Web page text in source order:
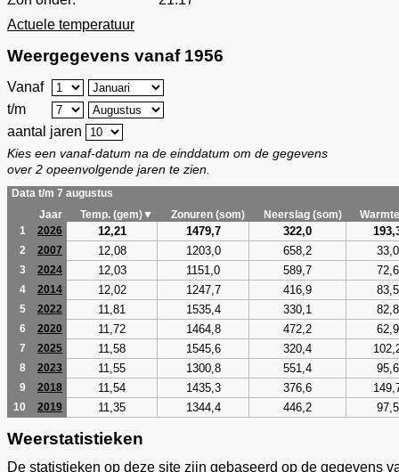
Actuele temperatuur
Weergegevens vanaf 1956
Vanaf
t/m
aantal jaren
Kies een vanaf-datum na de einddatum om de gegevens
over 2 opeenvolgende jaren te zien.
Data t/m 7 augustus
Jaar
Temp. (gem)▼ Zonuren (som) Neerslag (som)
1
2026 12,21 1479,7 322,0
2 2007 12,08 1203,0 658,2 33,0
3 2024 12,03 1151,0 589,7 72,6
4 2014 12,02 1247,7 416,9 83,5
5 2022 11,81 1535,4 330,1 82,8
6 2020 11,72 1464,8 472,2 62,9
7 2025 11,58 1545,6 320,4
8 2023 11,55 1300,8 551,4 95,6
9 2018 11,54 1435,3 376,6
10 2019 11,35 1344,4 446,2 97,5
Weerstatistieken
De statistieken op deze site zijn gebaseerd op de gegevens